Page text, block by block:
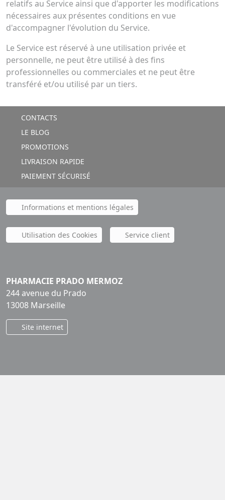
relatifs au Service ainsi que d'apporter les modifications
nécessaires aux présentes conditions en vue
d'accompagner l'évolution du Service.
Le Service est réservé à une utilisation privée et
personnelle, ne peut être utilisé à des fins
professionnelles ou commerciales et ne peut être
transféré et/ou utilisé par un tiers.
CONTACTS
LE BLOG
PROMOTIONS
LIVRAISON RAPIDE
PAIEMENT SÉCURISÉ
Informations et mentions légales
Utilisation des Cookies Service client
PHARMACIE PRADO MERMOZ
244 avenue du Prado
13008 Marseille
Site internet